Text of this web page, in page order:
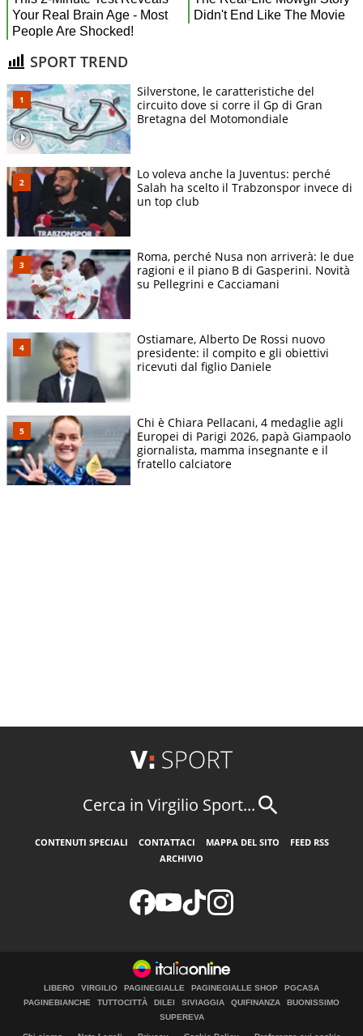
SPORT TREND
Silverstone, le caratteristiche del
circuito dove si corre il Gp di Gran
Bretagna del Motomondiale
Lo voleva anche la Juventus: perché
Salah ha scelto il Trabzonspor invece di
un top club
Roma, perché Nusa non arriverà: le due
ragioni e il piano B di Gasperini. Novità
su Pellegrini e Cacciamani
Ostiamare, Alberto De Rossi nuovo
presidente: il compito e gli obiettivi
ricevuti dal figlio Daniele
Chi è Chiara Pellacani, 4 medaglie agli
Europei di Parigi 2026, papà Giampaolo
giornalista, mamma insegnante e il
fratello calciatore
Cerca in Virgilio Sport...
CONTENUTI SPECIALI CONTATTACI MAPPA DEL SITO
FEED RSS
ARCHIVIO
LIBERO VIRGILIO PAGINEGIALLE PAGINEGIALLE SHOP
PGCASA
PAGINEBIANCHE
TUTTOCITTÀ DILEI SIVIAGGIA QUIFINANZA
BUONISSIMO
SUPEREVA